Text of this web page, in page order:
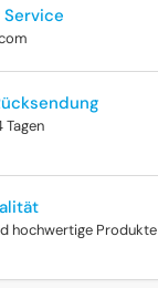
Tagen
hochwertige Produkte